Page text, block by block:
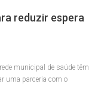
reduzir espera
municipal de saúde têm
uma parceria com o